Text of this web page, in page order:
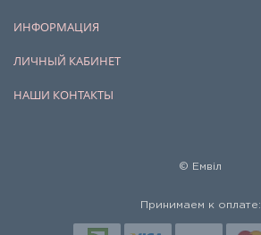
ИНФОРМАЦИЯ
ЛИЧНЫЙ КАБИНЕТ
НАШИ КОНТАКТЫ
© Емвіл
Принимаем к оплате: